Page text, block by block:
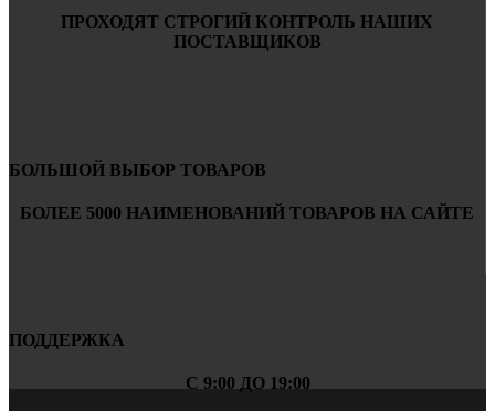
ПРОХОДЯТ СТРОГИЙ КОНТРОЛЬ НАШИХ
ПОСТАВЩИКОВ
БОЛЬШОЙ ВЫБОР ТОВАРОВ
БОЛЕЕ 5000 НАИМЕНОВАНИЙ ТОВАРОВ НА САЙТЕ
ПОДДЕРЖКА
С 9:00 ДО 19:00